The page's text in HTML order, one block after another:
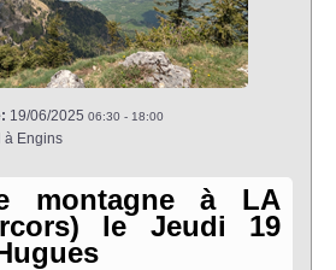
19/06/2025 06:30 - 18:00
à Engins
montagne à LA
le Jeudi 19